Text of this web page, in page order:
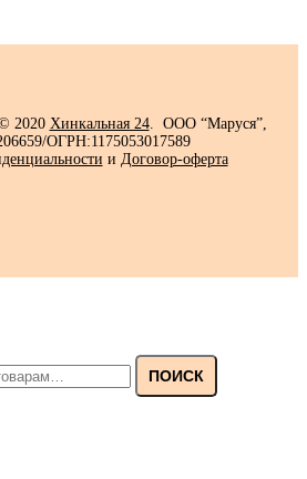
2020 Хинкальная 24. ООО “Маруся”,
ОГРН:1175053017589
и Договор-оферта
ПОИСК